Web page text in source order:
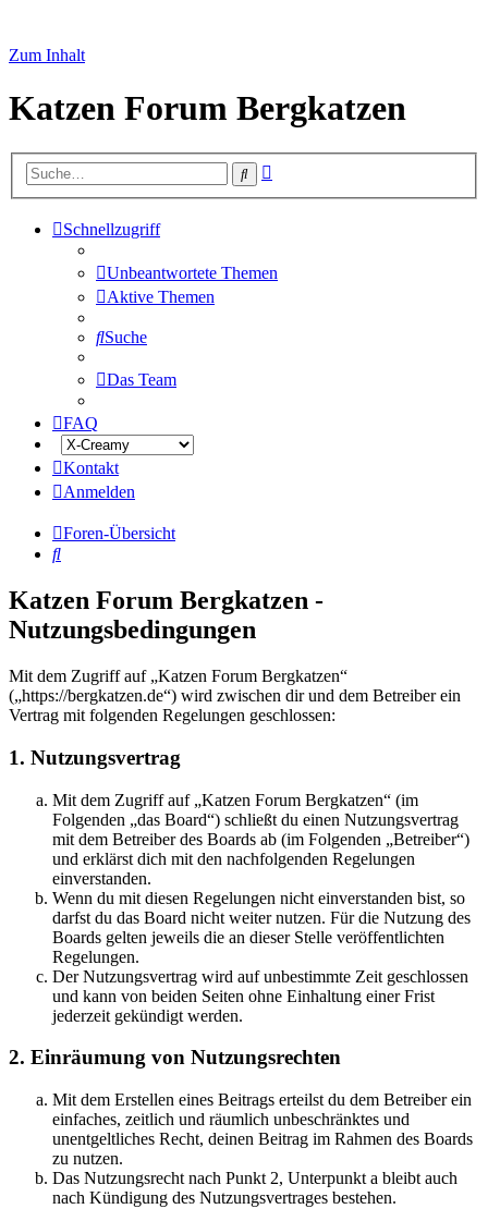
Zum Inhalt
Katzen Forum Bergkatzen
Suche
Schnellzugriff
Unbeantwortete Themen
Aktive Themen
Suche
Das Team
FAQ
Kontakt
Anmelden
Foren-Übersicht
Suche
Katzen Forum Bergkatzen -
Nutzungsbedingungen
Mit dem Zugriff auf „Katzen Forum Bergkatzen“
(„https://bergkatzen.de“) wird zwischen dir und dem Betreiber ein
Vertrag mit folgenden Regelungen geschlossen:
1. Nutzungsvertrag
Mit dem Zugriff auf „Katzen Forum Bergkatzen“ (im
Folgenden „das Board“) schließt du einen Nutzungsvertrag
mit dem Betreiber des Boards ab (im Folgenden „Betreiber“)
und erklärst dich mit den nachfolgenden Regelungen
einverstanden.
Wenn du mit diesen Regelungen nicht einverstanden bist, so
darfst du das Board nicht weiter nutzen. Für die Nutzung des
Boards gelten jeweils die an dieser Stelle veröffentlichten
Regelungen.
Der Nutzungsvertrag wird auf unbestimmte Zeit geschlossen
und kann von beiden Seiten ohne Einhaltung einer Frist
jederzeit gekündigt werden.
2. Einräumung von Nutzungsrechten
Mit dem Erstellen eines Beitrags erteilst du dem Betreiber ein
einfaches, zeitlich und räumlich unbeschränktes und
unentgeltliches Recht, deinen Beitrag im Rahmen des Boards
zu nutzen.
Das Nutzungsrecht nach Punkt 2, Unterpunkt a bleibt auch
nach Kündigung des Nutzungsvertrages bestehen.